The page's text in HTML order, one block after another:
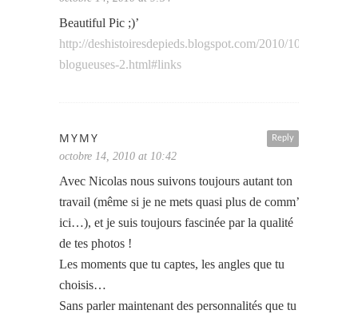
Beautiful Pic ;)’
http://deshistoiresdepieds.blogspot.com/2010/10/les-
blogueuses-2.html#links
Reply
MYMY
octobre 14, 2010 at 10:42
Avec Nicolas nous suivons toujours autant ton
travail (même si je ne mets quasi plus de comm’
ici…), et je suis toujours fascinée par la qualité
de tes photos !
Les moments que tu captes, les angles que tu
choisis…
Sans parler maintenant des personnalités que tu